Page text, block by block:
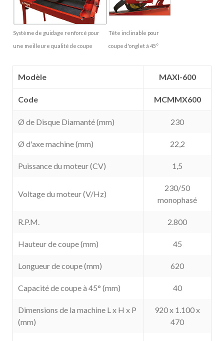
Système de guidage renforcé pour
une meilleure qualité de coupe
Tête inclinable pour
coupe d'onglet à 45°
Modèle MAXI-600
Code MCMMX600
Ø de Disque Diamanté (mm) 230
Ø d'axe machine (mm) 22,2
Puissance du moteur (CV) 1,5
Voltage du moteur (V/Hz)
230/50
monophasé
R.P.M. 2.800
Hauteur de coupe (mm) 45
Longueur de coupe (mm) 620
Capacité de coupe à 45° (mm) 40
Dimensions de la machine L x H x P
(mm)
920 x 1.100 x
470